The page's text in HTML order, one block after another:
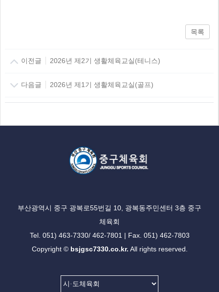
목록
이전글 2026년 제2기 생활체육교실(테니스)
다음글 2026년 제1기 생활체육교실(골프)
부산광역시 중구 광복로55번길 10, 광복동주민센터 3층 중구
체육회
Tel. 051) 463-7330/ 462-7801 | Fax. 051) 462-7803
Copyright © bsjgsc7330.co.kr. All rights reserved.